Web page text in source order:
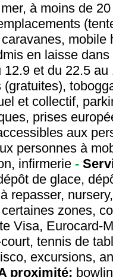
à moins de
mobile
en laisse
et du 22.5 au
(gratuites),
et collectif,
prises
aux
personnes à
infirmerie -
de glace,
repasser,
zones,
Visa, Eurocard-
tennis de
excursions,
proximité: